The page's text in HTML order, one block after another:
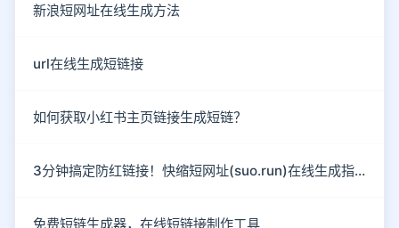
新浪短网址在线生成方法
url在线生成短链接
如何获取小红书主页链接生成短链？
3分钟搞定防红链接！快缩短网址(suo.run)在线生成指南
免费短链生成器，在线短链接制作工具